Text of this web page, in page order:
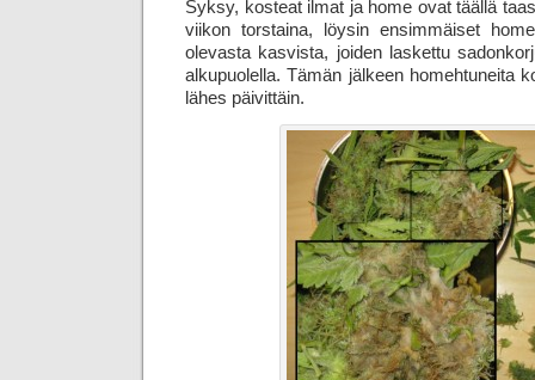
Syksy, kosteat ilmat ja home ovat täällä
viikon torstaina, löysin ensimmäiset
olevasta kasvista, joiden laskettu
alkupuolella. Tämän jälkeen homehtuneita
lähes päivittäin.